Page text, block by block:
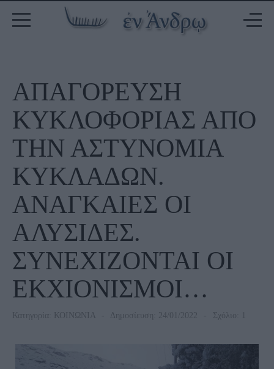
ΑΠΑΓΟΡΕΥΣΗ
ΚΥΚΛΟΦΟΡΙΑΣ ΑΠΟ
ΤΗΝ ΑΣΤΥΝΟΜΙΑ
ΚΥΚΛΑΔΩΝ.
ΑΝΑΓΚΑΙΕΣ ΟΙ
ΑΛΥΣΙΔΕΣ.
ΣΥΝΕΧΙΖΟΝΤΑΙ ΟΙ
ΕΚΧΙΟΝΙΣΜΟΙ…
Κατηγορία: ΚΟΙΝΩΝΙΑ Δημοσίευση: 24/01/2022 Σχόλιο: 1